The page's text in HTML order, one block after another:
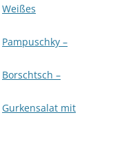
Weißes
Pampuschky –
Borschtsch –
Gurkensalat mit